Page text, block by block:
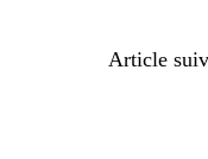
Article